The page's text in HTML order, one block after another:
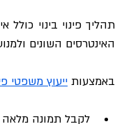
האינטרסים השונים
באמצעות ייעוץ משפטי
לקבל תמונה